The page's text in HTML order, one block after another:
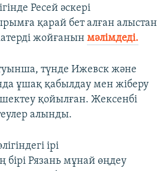
Ресей әскері
қарай бет алған алыстан
жойғанын мәлімдеді.
түнде Ижевск және
ұшақ қабылдау мен жіберу
қойылған. Жексенбі
алынды.
ірі
бірі Рязань мұнай өңдеу